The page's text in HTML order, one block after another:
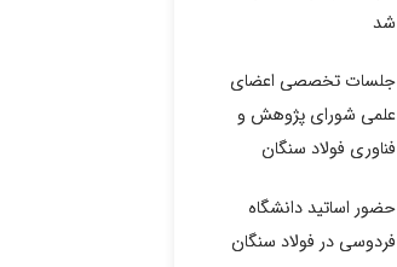
شد
جلسات تخصصی اعضای
علمی شورای پژوهش و
فناوری فولاد سنگان
حضور اساتید دانشگاه
فردوسی در فولاد سنگان